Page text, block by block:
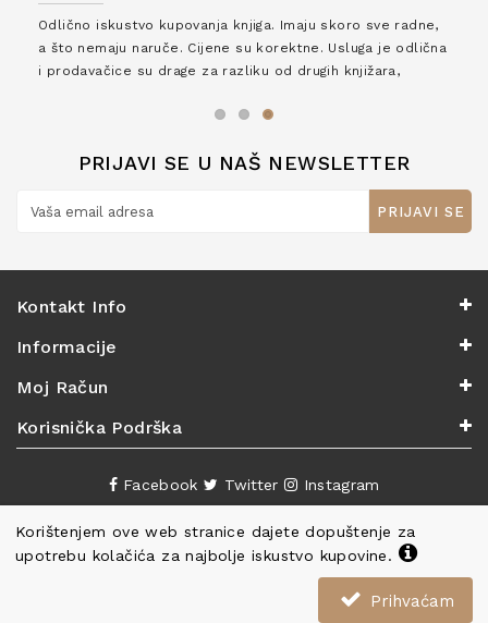
Korištenjem ove web stranice dajete dopuštenje za
upotrebu kolačića za najbolje iskustvo kupovine.
Prihvaćam
Odlično iskustvo kupovanja knjiga. Imaju skoro sve radne,
a što nemaju naruče. Cijene su korektne. Usluga je odlična
i prodavačice su drage za razliku od drugih knjižara,
PRIJAVI SE U NAŠ NEWSLETTER
PRIJAVI SE
Kontakt Info
Informacije
Moj Račun
Korisnička Podrška
Facebook Twitter Instagram